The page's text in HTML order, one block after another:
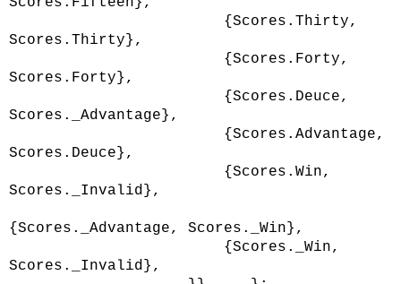
{Scores.Thirty,
Scores.Thirty},
{Scores.Forty,
Scores.Forty},
{Scores.Deuce,
Scores._Advantage},
{Scores.Advantage,
Scores.Deuce},
{Scores.Win,
Scores._Invalid},
{Scores._Advantage, Scores._Win},
{Scores._Win,
Scores._Invalid},